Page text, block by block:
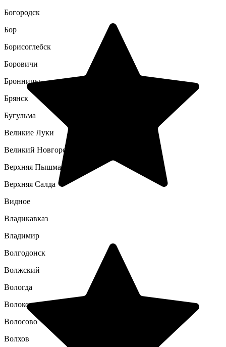
Богородск
Бор
Борисоглебск
Боровичи
Бронницы
Брянск
Бугульма
Великие Луки
Великий Новгород
Верхняя Пышма
Верхняя Салда
Видное
Владикавказ
Владимир
Волгодонск
Волжский
Вологда
Волоколамск
Волосово
Волхов